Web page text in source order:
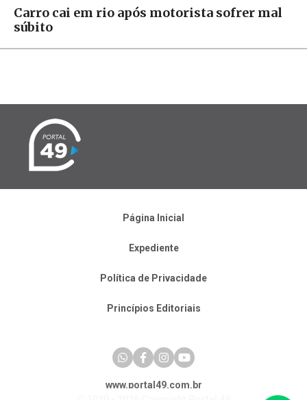
Carro cai em rio após motorista sofrer mal
súbito
Página Inicial
Expediente
Política de Privacidade
Princípios Editoriais
www.portal49.com.br